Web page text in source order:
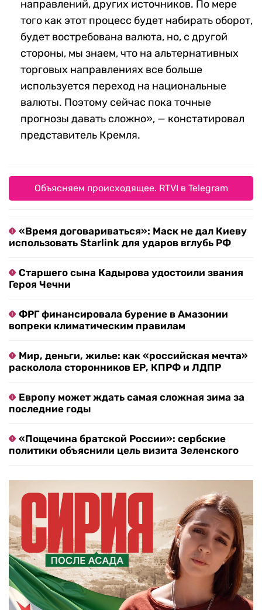
направлений, других источников. По мере
того как этот процесс будет набирать оборот,
будет востребована валюта, но, с другой
стороны, мы знаем, что на альтернативных
торговых направлениях все больше
используется переход на национальные
валюты. Поэтому сейчас пока точные
прогнозы давать сложно», — констатировал
представитель Кремля.
Объясняем происходящее. RTVI в Telegram
«Время договариваться»: Маск не дал Киеву
использовать Starlink для ударов вглубь РФ
Старшего сына Кадырова удостоили звания
Героя Чечни
ФРГ финансировала бурение в Амазонии
вопреки климатическим правилам
Мир, деньги, жилье: как «российская мечта»
расколола сторонников ЕР, КПРФ и ЛДПР
Европу может ждать самая сложная зима за
последние годы
«Пощечина братской России»: сербские
политики объяснили цель визита Зеленского